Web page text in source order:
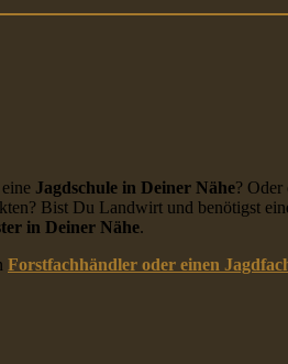
Jagdschule in Deiner Nähe? Oder
Bist Du Landwirt und benötigst
in Deiner Nähe.
Forstfachhändler oder einen